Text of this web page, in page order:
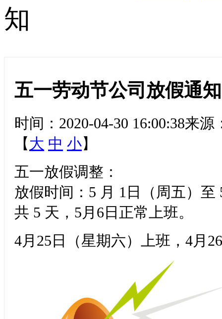
知
五一劳动节公司放假通知
时间：2020-04-30 16:00:38
【 大 中 小】
五一放假调整：
放假时间：5 月 1日（周五）
共 5 天，5月6日正常上班。
4月25日（星期六）上班，4月